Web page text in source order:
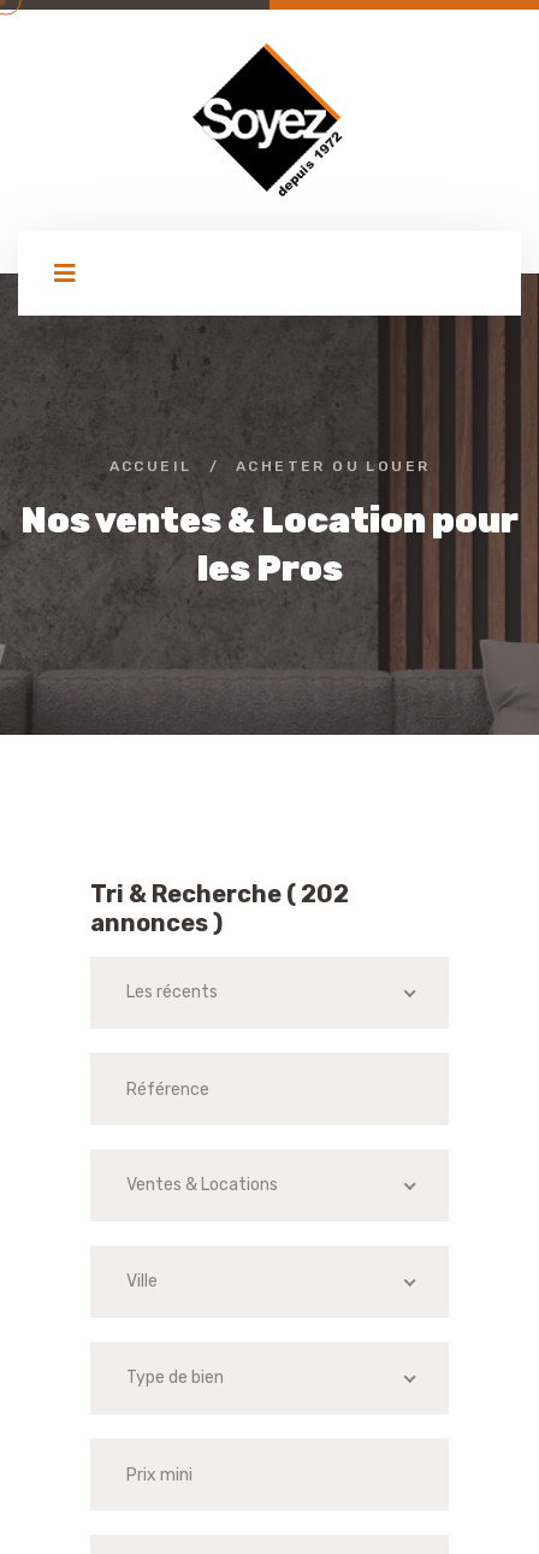
ACCUEIL / ACHETER OU LOUER
Nos ventes & Location pour
les Pros
Tri & Recherche ( 202
annonces )
Les récents
Ventes & Locations
Ville
Type de bien